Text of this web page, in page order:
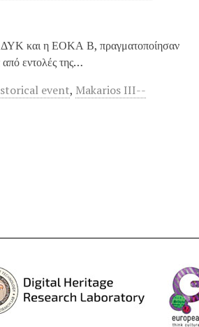
και η ΕΟΚΑ Β, πραγματοποίησαν
εντολές της…
event, Makarios III--